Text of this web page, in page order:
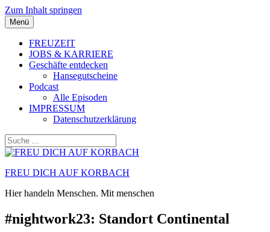
Zum Inhalt springen
Menü
FREUZEIT
JOBS & KARRIERE
Geschäfte entdecken
Hansegutscheine
Podcast
Alle Episoden
IMPRESSUM
Datenschutzerklärung
FREU DICH AUF KORBACH
Hier handeln Menschen. Mit menschen
#nightwork23: Standort Continental